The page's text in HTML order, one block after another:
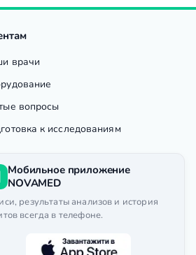
врачи
вопросы
к исследованиям
Мобильное приложение
NOVAMED
результаты анализов и история
всегда в телефоне.